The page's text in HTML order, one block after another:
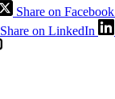
Share on Facebook
Share on LinkedIn